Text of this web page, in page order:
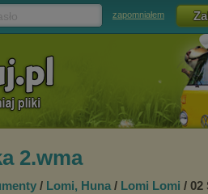
zapomniałem
2.wma
/ Lomi, Huna / Lomi Lomi / 02